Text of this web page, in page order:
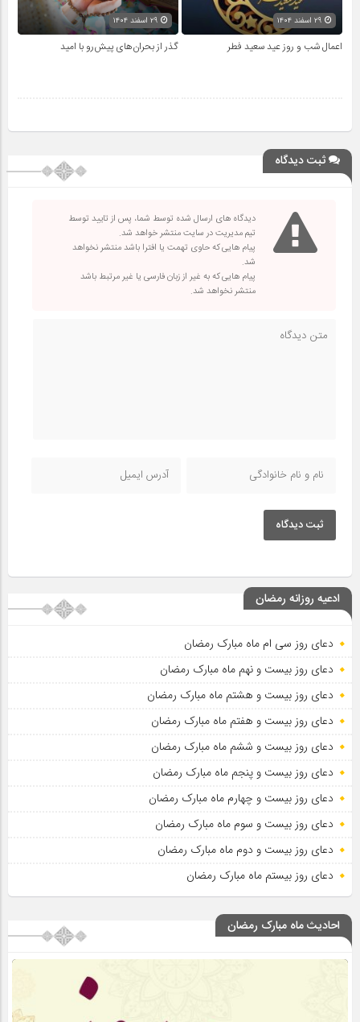
اعمال شب و روز عید سعید فطر گذر از بحران‌های پیش‌رو با امید
ثبت دیدگاه
دیدگاه های ارسال شده توسط شما، پس از تایید توسط
تیم مدیریت در سایت منتشر خواهد شد.
پیام هایی که حاوی تهمت یا افترا باشد منتشر نخواهد
شد.
پیام هایی که به غیر از زبان فارسی یا غیر مرتبط باشد
منتشر نخواهد شد.
ثبت دیدگاه
ادعیه روزانه رمضان
دعای روز سی ام ماه مبارک رمضان
دعای روز بیست و نهم ماه مبارک رمضان
دعای روز بیست و هشتم ماه مبارک رمضان
دعای روز بیست و هفتم ماه مبارک رمضان
دعای روز بیست و ششم ماه مبارک رمضان
دعای روز بیست و پنجم ماه مبارک رمضان
دعای روز بیست و چهارم ماه مبارک رمضان
دعای روز بیست و سوم ماه مبارک رمضان
دعای روز بیست و دوم ماه مبارک رمضان
دعای روز بیستم ماه مبارک رمضان
احادیث ماه مبارک رمضان